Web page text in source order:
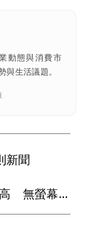
動態與消費市
與生活議題。
新聞
Garmin第二季營收年增11%創高 無螢幕手環再攻健康市場